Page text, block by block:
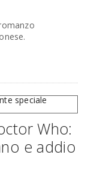
Who:
e addio